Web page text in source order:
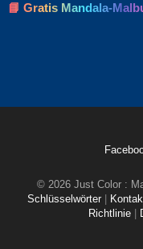
📘 Gratis Mandala-
© 2026 Just Color :
Schlüsselwörter
Richtlinie